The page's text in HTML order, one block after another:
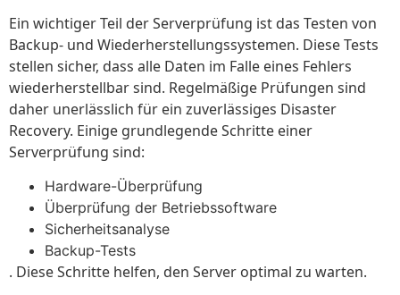
Ein wichtiger Teil der Serverprüfung ist das Testen von
Backup- und Wiederherstellungssystemen. Diese Tests
stellen sicher, dass alle Daten im Falle eines Fehlers
wiederherstellbar sind. Regelmäßige Prüfungen sind
daher unerlässlich für ein zuverlässiges Disaster
Recovery. Einige grundlegende Schritte einer
Serverprüfung sind:
Hardware-Überprüfung
Überprüfung der Betriebssoftware
Sicherheitsanalyse
Backup-Tests
. Diese Schritte helfen, den Server optimal zu warten.